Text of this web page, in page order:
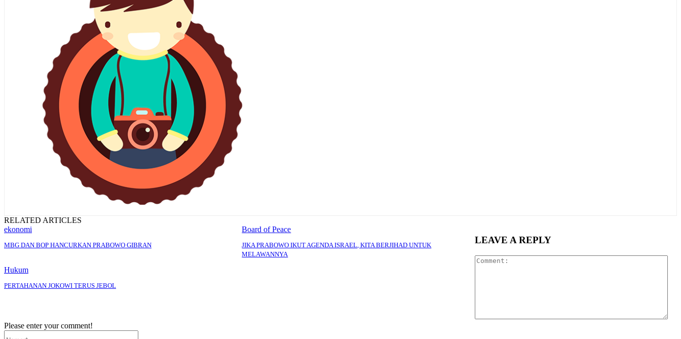
RELATED ARTICLES
ekonomi
MBG DAN BOP HANCURKAN PRABOWO GIBRAN
Board of Peace
JIKA PRABOWO IKUT AGENDA ISRAEL, KITA BERJIHAD UNTUK
MELAWANNYA
Hukum
PERTAHANAN JOKOWI TERUS JEBOL
LEAVE A REPLY
Please enter your comment!